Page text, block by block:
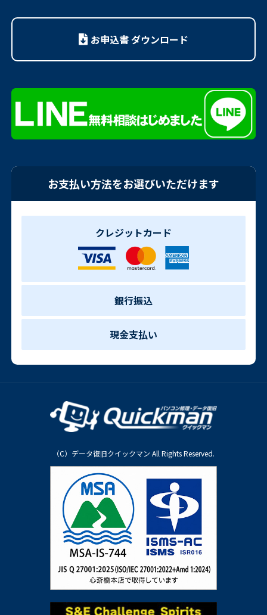
お申込書 ダウンロード
お支払い方法をお選びいただけます
クレジットカード
銀行振込
現金支払い
（C）データ復旧クイックマン All Rights Reserved.